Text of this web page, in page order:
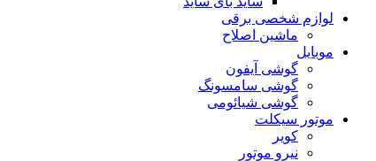
لوازم شخصی برقی
ماشین اصلاح
موبایل
گوشی آیفون
گوشی سامسونگ
گوشی شیائومی
موتور سیکلت
کویر
نیرو موتور